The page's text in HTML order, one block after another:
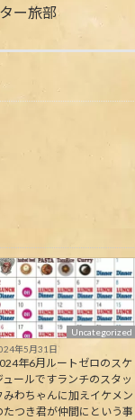
Uncategorized
年5月31日
年6月ルートゼロのスケ
ュールですランチのスタッ
みわちゃんに加えイケメン
たつき君が仲間にという事